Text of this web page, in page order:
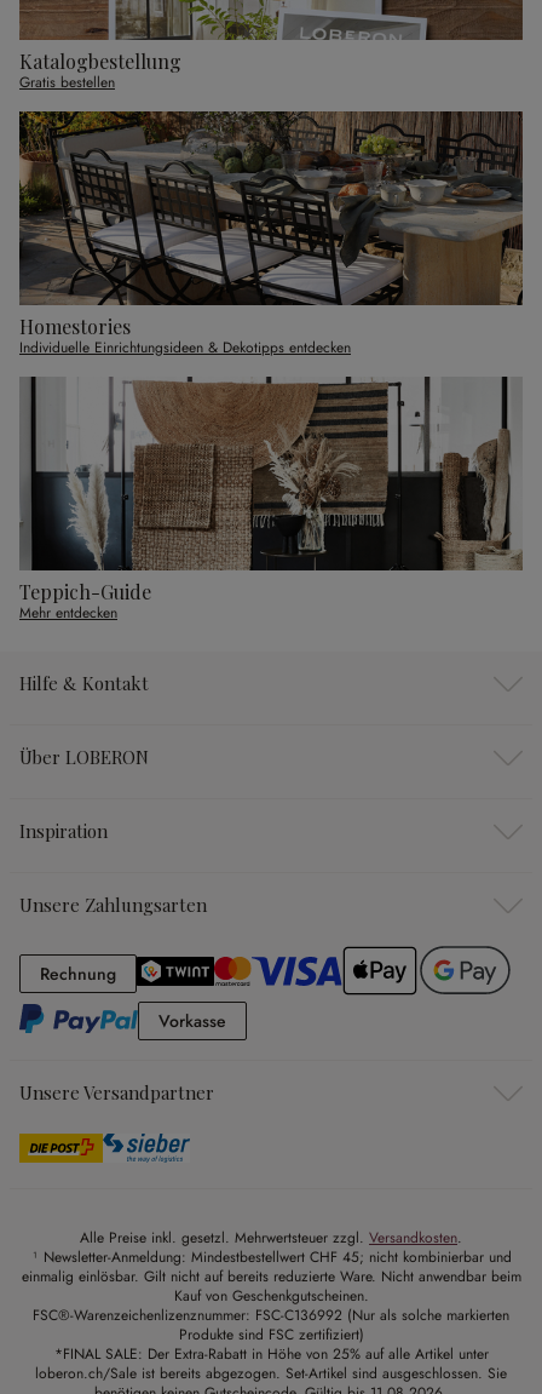
Katalogbestellung
Gratis bestellen
Homestories
Individuelle Einrichtungsideen & Dekotipps entdecken
Teppich-Guide
Mehr entdecken
Hilfe & Kontakt
Über LOBERON
Inspiration
Unsere Zahlungsarten
RechnungRechnung
Vorkasse
Unsere Versandpartner
Alle Preise inkl. gesetzl. Mehrwertsteuer zzgl. Versandkosten.
¹ Newsletter-Anmeldung: Mindestbestellwert CHF 45; nicht kombinierbar und
einmalig einlösbar. Gilt nicht auf bereits reduzierte Ware. Nicht anwendbar beim
Kauf von Geschenkgutscheinen.
FSC®-Warenzeichenlizenznummer: FSC-C136992 (Nur als solche markierten
Produkte sind FSC zertifiziert)
*FINAL SALE: Der Extra-Rabatt in Höhe von 25% auf alle Artikel unter
loberon.ch/Sale ist bereits abgezogen. Set-Artikel sind ausgeschlossen. Sie